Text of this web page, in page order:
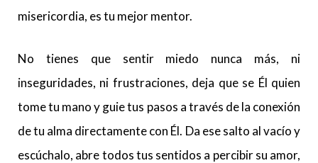
misericordia, es tu mejor mentor.
No tienes que sentir miedo nunca más, ni
inseguridades, ni frustraciones, deja que se Él quien
tome tu mano y guie tus pasos a través de la conexión
de tu alma directamente con Él. Da ese salto al vacío y
escúchalo, abre todos tus sentidos a percibir su amor,